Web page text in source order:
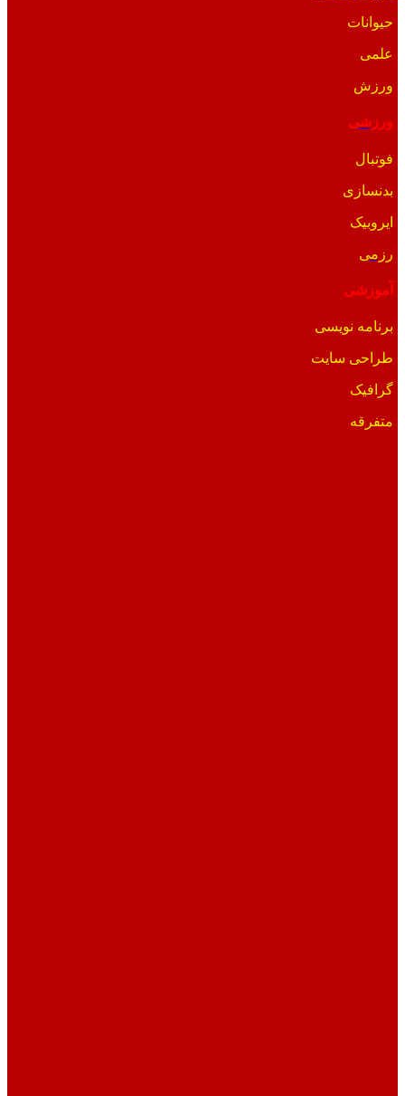
حیوانات
علمی
ورزش
ورزشی
فوتبال
بدنسازی
ایروبیک
رزمی
آموزشی
برنامه نویسی
طراحی سایت
گرافیک
متفرقه